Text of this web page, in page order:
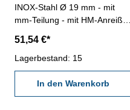
INOX-Stahl Ø 19 mm - mit
mm-Teilung - mit HM-Anreiß-
51,54 €*
Lagerbestand: 15
In den Warenkorb